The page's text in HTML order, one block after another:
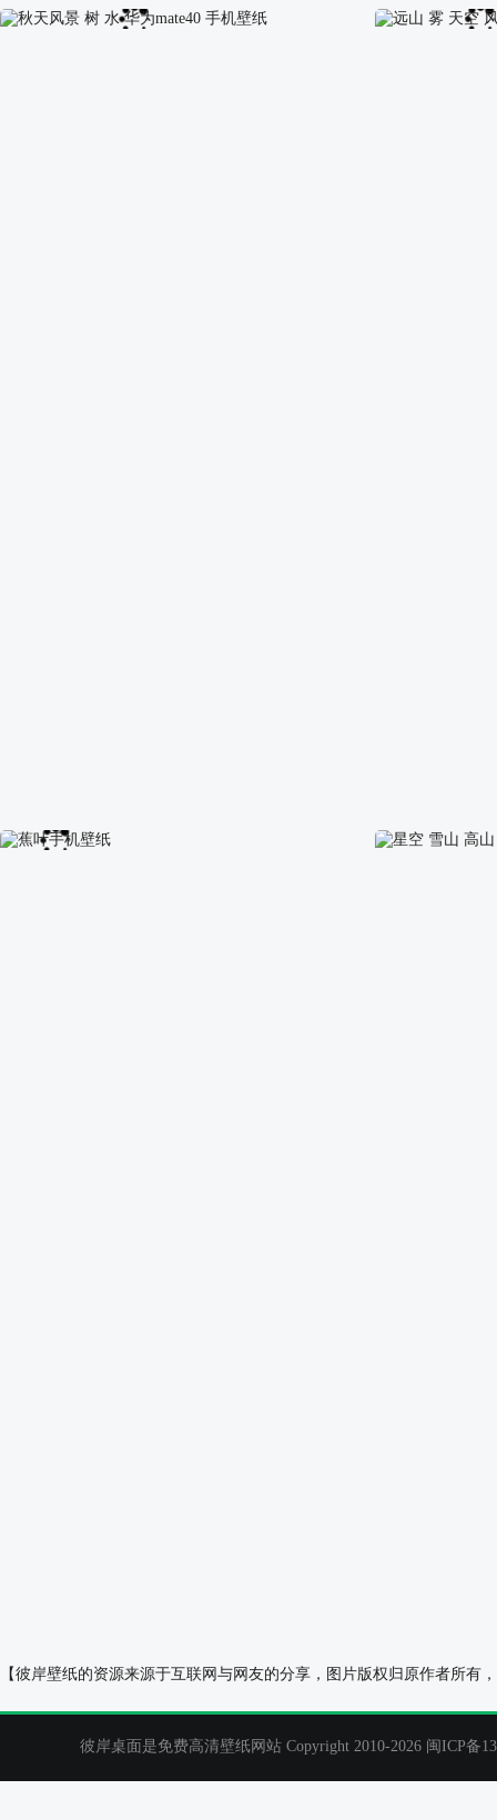
冬天 雪 房子 道路 风景 手机壁纸 美丽 桂林 山水
秋天风景 树 水 华为mate40 手机壁纸 远山 雾 天空 风
【彼岸壁纸的资源来源于互联网与网友的分享，图片版权归原作者所
彼岸桌面是免费高清壁纸网站 Copyright 2010-2026 闽ICP备